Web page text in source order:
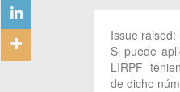
Issue raised:
Si puede
LIRPF -
de dicho